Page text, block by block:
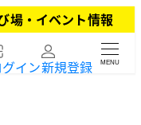
場・イベント情報
グイン新規登録 MENU